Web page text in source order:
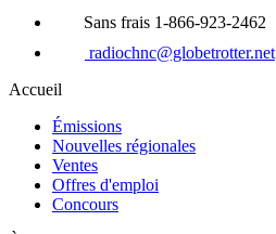
Sans frais 1-866-923-2462
radiochnc@globetrotter.net
Accueil
Émissions
Nouvelles régionales
Ventes
Offres d'emploi
Concours